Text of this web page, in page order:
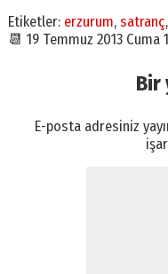
Etiketler: erzurum, satranç,
📆 19 Temmuz 2013
Bir
E-posta adresiniz